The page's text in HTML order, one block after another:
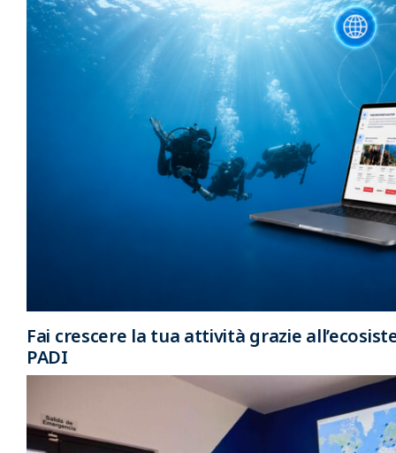
Fai crescere la tua attività grazie
PADI